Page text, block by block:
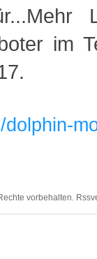
im
vorbehalten.